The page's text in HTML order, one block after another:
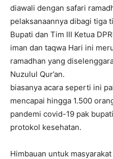
diawali dengan safari
pelaksanaannya dibagi tiga
Bupati dan Tim III Ketua
iman dan taqwa Hari ini
ramadhan yang
Nuzulul Qur’an.
biasanya acara seperti ini
mencapai hingga 1.500
pandemi covid-19 pak
protokol kesehatan.
Himbauan untuk